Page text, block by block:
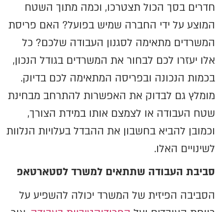
חדרים בסך הכול תצטרכו, וכמה מתוך השטח
המוצע על ידי החברה שמיש בפועל? האם פריסת
המשרדים מתאימה לסגנון העבודה שלכם? כל
אלו יעזרו לכם לבחור את המשרדים בגודל הנכון,
בכמות הנכונה ובפריסה המתאימה לכם בדיוק.
מומלץ גם לבדוק את האפשרות להתרחב מבחינת
שטח העבודה או לצמצם אותו במידת הצורך,
וכמובן להביא בחשבון את ההבדל בעלויות הנלוות
לשינויים האלו.
סביבת העבודה שתתאים למשרד לסטארטאפ
הסביבה הפיזית של המשרד יכולה להשפיע על